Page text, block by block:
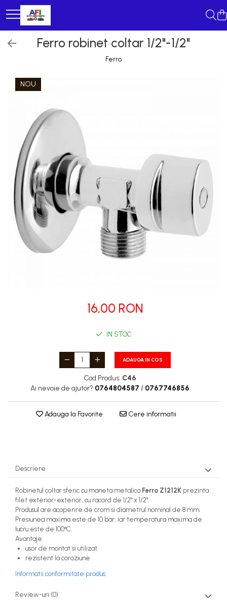
Ferro robinet coltar 1/2"-1/2"
Ferro
NOU
16,00 RON
IN STOC
ADAUGA IN COS
Cod Produs: C46
Ai nevoie de ajutor? 0764804587 / 0767746856
Adauga la Favorite Cere informatii
Descriere
Robinetul coltar sferic cu maneta metalica Ferro Z1212K prezinta
filet exterior-exterior, cu racord de 1/2" x 1/2".
Produsul are acoperire de crom si diametrul nominal de 8 mm.
Presiunea maxima este de 10 bar, iar temperatura maxima de
lucru este de 100°C.
Avantaje:
usor de montat si utilizat
rezistent la coroziune
Informatii conformitate produs
Review-uri (0)